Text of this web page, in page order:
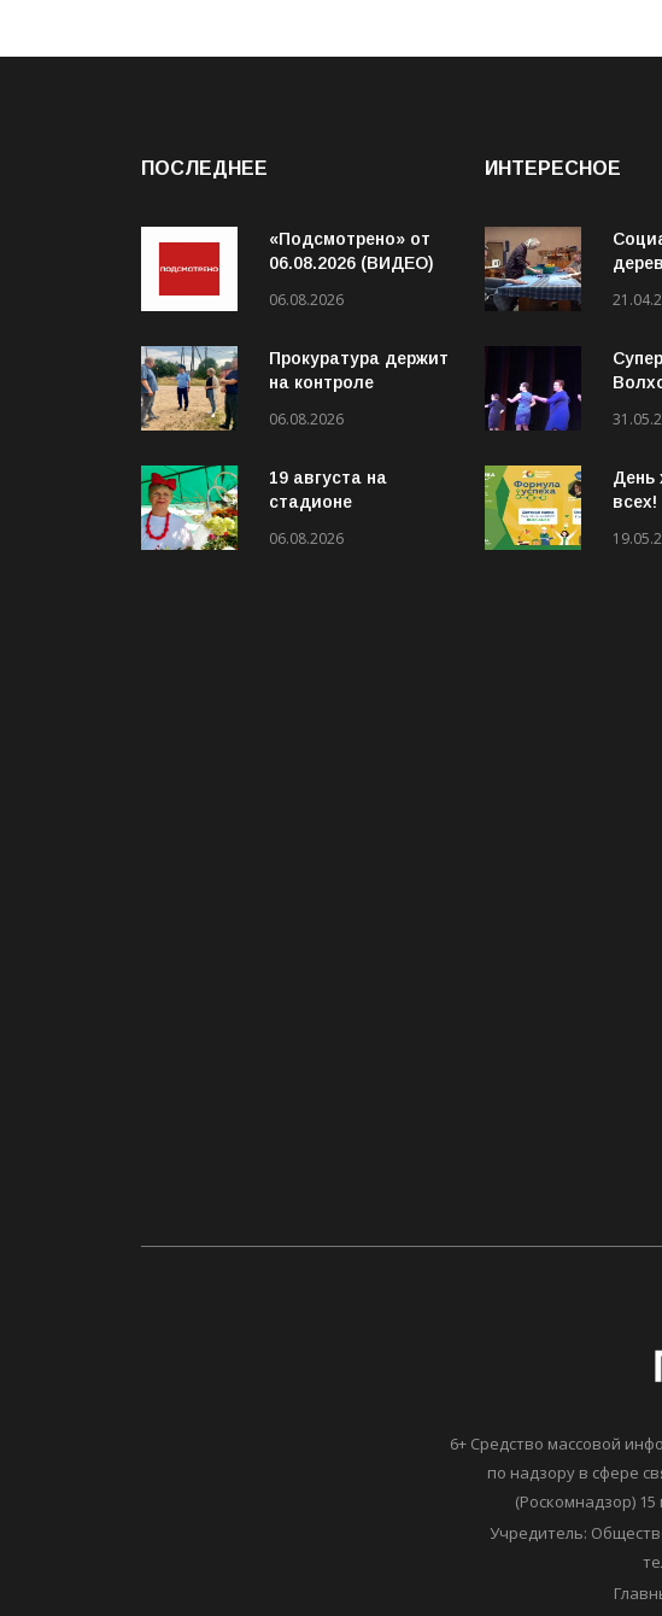
ПОСЛЕДНЕЕ
«Подсмотрено» от
06.08.2026 (ВИДЕО)
06.08.2026
Прокуратура держит
на контроле
пассажирских
Волховском районе
06.08.2026
19 августа на
стадионе
пройдёт конкурс
06.08.2026
ИНТЕРЕСНОЕ
День
всех!
6+ Средство массовой
по надзору в сфере
(Роскомнадзор)
Учредитель: